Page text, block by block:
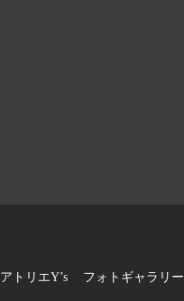
アトリエY’s フォトギャラリー